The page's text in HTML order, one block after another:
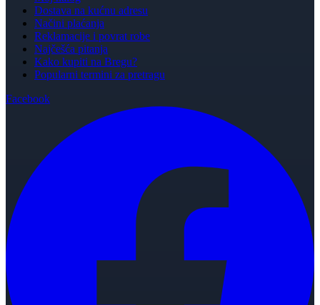
Dostava na kućnu adresu
Načini plaćanja
Reklamacije i povrat robe
Najčešća pitanja
Kako kupiti na Bregu?
Popularni termini za pretragu
Facebook